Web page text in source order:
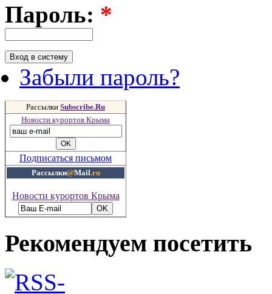
Пароль: *
Забыли пароль?
Рассылки Subscribe.Ru
Новости курортов Крыма
Подписаться письмом
Рассылки@Mail.ru
Новости курортов Крыма
Рекомендуем посетить